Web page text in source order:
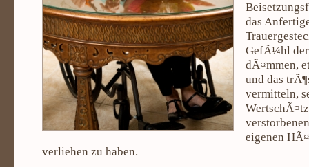
das
GefÃ¼hl
dÃ¤mmen,
und das
vermitteln,
eigenen
verliehen zu haben.